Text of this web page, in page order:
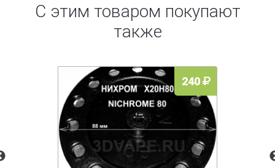
С этим товаром покупают
также
240